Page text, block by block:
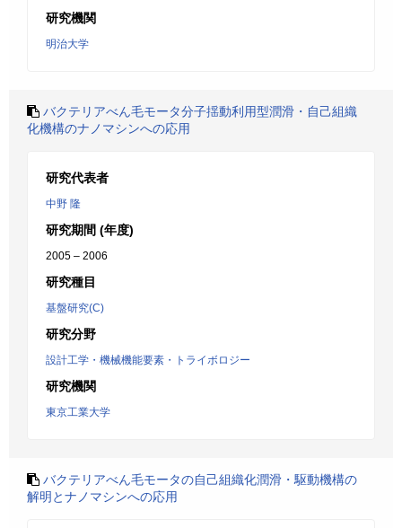
研究機関
明治大学
バクテリアべん毛モータ分子揺動利用型潤滑・自己組織
化機構のナノマシンへの応用
研究代表者
中野 隆
研究期間 (年度)
2005 – 2006
研究種目
基盤研究(C)
研究分野
設計工学・機械機能要素・トライボロジー
研究機関
東京工業大学
バクテリアべん毛モータの自己組織化潤滑・駆動機構の
解明とナノマシンへの応用